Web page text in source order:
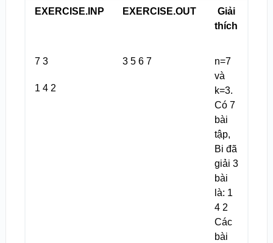
EXERCISE.INP EXERCISE.OUT
Giải
thích
7 3
1 4 2
3 5 6 7
n=7
và
k=3.
Có 7
bài
tập,
Bi đã
giải 3
bài
là: 1
4 2
Các
bài